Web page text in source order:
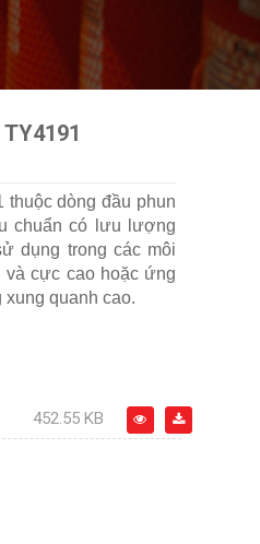
dòng đầu phun
chuẩn có lưu lượng
dụng trong các môi
cực cao hoặc ứng
quanh cao.
452.55 KB